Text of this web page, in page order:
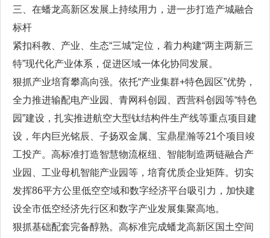
三、在蟠龙高新区发展上持续用力，进一步打造产城融合
标杆
紧扣科教、产业、生态“三城”定位，着力构建“两主两新三
特”现代化产业体系，促进区域一体化协同发展。
狠抓产业培育攀高向强。依托“产业集群+特色园区”优势，
全力推进输配电产业园、青网科创园、西营科创园等“特色
园”建设，扎实推进航空大型钛结构件生产线等重点项目建
设，年内巨光铭辰、子扬双金属、宝鼎星瀚等21个项目竣
工投产。高标准打造智慧物流枢纽、智能制造两链融合产
业园、工业母机智能产业园等，培育优质企业矩阵。切实
发挥86平方公里低空空域和数字经济平台吸引力，加快建
设全市低空经济先行区和数字产业发展集聚高地。
狠抓基础配套完备醇熟。高标准完成蟠龙高新区国土空间